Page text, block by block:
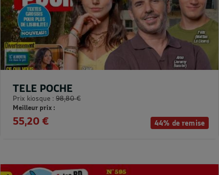
44% de remise
TELE POCHE
Prix kiosque : 98,80 €
Meilleur prix :
55,20 €